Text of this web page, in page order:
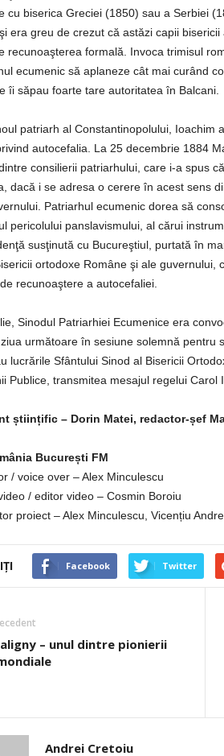
cu biserica Greciei (1850) sau a Serbiei
era greu de crezut că astăzi capii
recunoaşterea formală. Invoca trimisul
ecumenic să aplaneze cât mai curând
îi săpau foarte tare autoritatea în Balcani.
patriarh al Constantinopolului, Ioachim
autocefalia. La 25 decembrie 1884
consilierii patriarhului, care i-a spus
dacă i se adresa o cerere în acest sens
Patriarhul ecumenic dorea să
pericolului panslavismului, al cărui
susţinută cu Bucureştiul, purtată în
ortodoxe Române şi ale guvernului,
recunoaştere a autocefaliei.
Sinodul Patriarhiei Ecumenice era
următoare în sesiune solemnă pentru
lucrările Sfântului Sinod al Bisericii
Publice, transmitea mesajul regelui
științific – Dorin Matei, redactor-șef
București FM
/ voice over – Alex Minculescu
/ editor video – Cosmin Boroiu
proiect – Alex Minculescu, Vicențiu
Facebook Twitter
– unul dintre pionierii
Andrei Cretoiu